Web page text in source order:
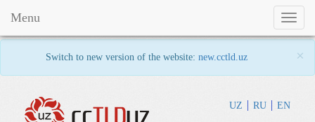
Switch to new version of the website: new.cctld.uz ×
UZ RU EN
Toggle
Menu